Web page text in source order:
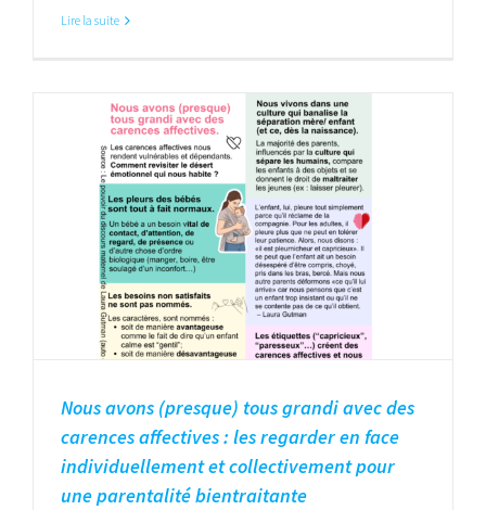
Lire la suite
Nous avons (presque) tous grandi avec des
carences affectives : les regarder en face
individuellement et collectivement pour
une parentalité bientraitante